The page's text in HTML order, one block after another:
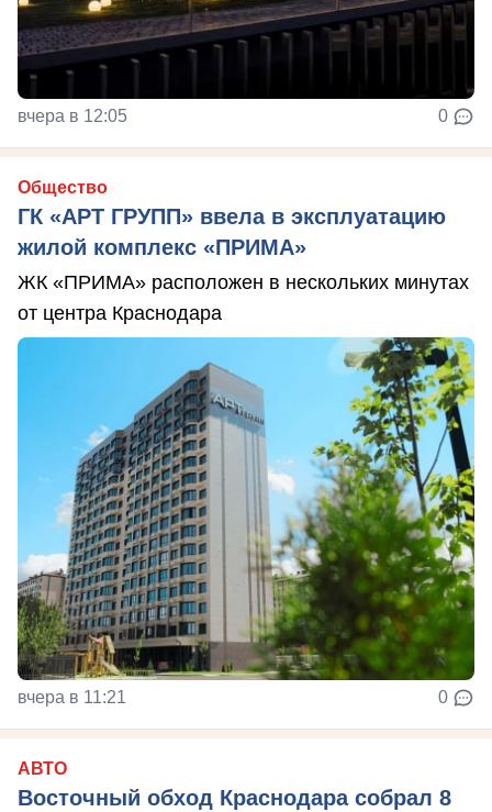
вчера в 12:05 0
Общество
ГК «АРТ ГРУПП» ввела в эксплуатацию
жилой комплекс «ПРИМА»
ЖК «ПРИМА» расположен в нескольких минутах
от центра Краснодара
вчера в 11:21 0
АВТО
Восточный обход Краснодара собрал 8